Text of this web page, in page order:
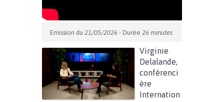
Emission du 21/05/2026 - Durée 26 minutes
Virginie
Delalande,
conférenci
ère
Internation